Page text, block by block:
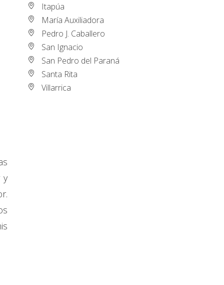
y
Itapúa
María Auxiliadora
Pedro J. Caballero
San Ignacio
San Pedro del Paraná
Santa Rita
Villarrica